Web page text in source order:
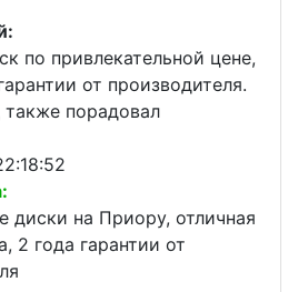
по привлекательной цене,
от производителя.
порадовал
диски на Приору, отличная
2 года гарантии от